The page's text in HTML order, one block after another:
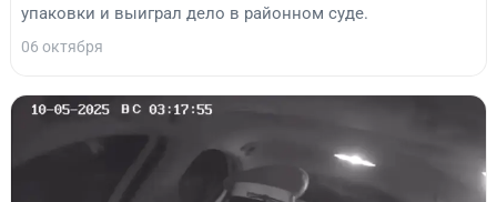
упаковки и выиграл дело в районном суде.
06 октября